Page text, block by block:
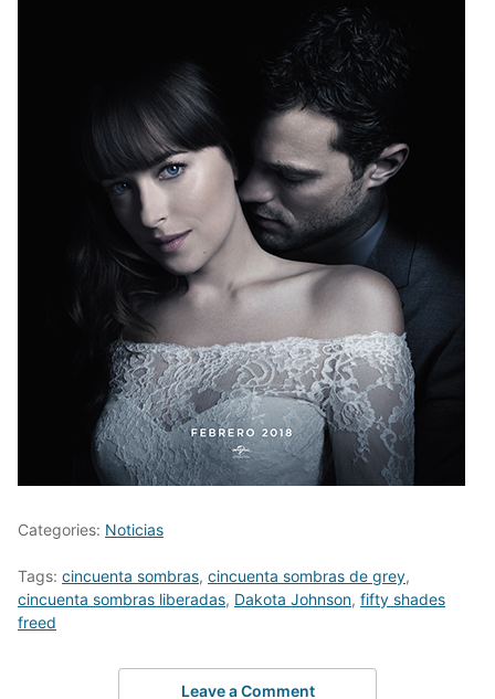
Categories: Noticias
Tags: cincuenta sombras, cincuenta sombras de grey,
cincuenta sombras liberadas, Dakota Johnson, fifty shades
freed
Leave a Comment